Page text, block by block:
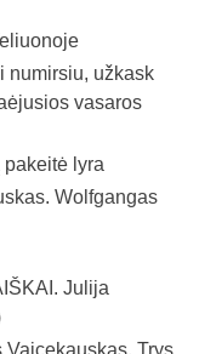
numirsiu, užkask
vasaros
lyra
Wolfgangas
Julija